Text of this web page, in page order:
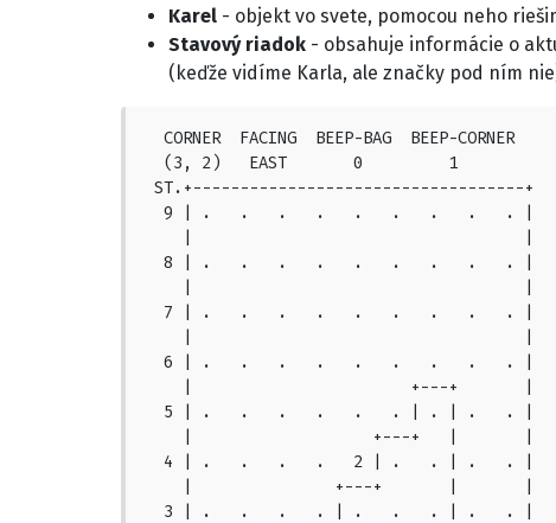
Karel - objekt vo svete, pomocou neho
Stavový riadok - obsahuje informácie o
(keďže vidíme Karla, ale značky pod ním
  CORNER  FACING  BEEP-BAG  BEEP-CORNER
  (3, 2)   EAST       0         1
ST.+-----------------------------------+
  9 | .   .   .   .   .   .   .   .   . |
  8 | .   .   .   .   .   .   .   .   . |
  7 | .   .   .   .   .   .   .   .   . |
  6 | .   .   .   .   .   .   .   .   . |
    |                       +---+       |
  5 | .   .   .   .   .   . | . | .   . |
    |                   +---+   |       |
  4 | .   .   .   .   2 | .   . | .   . |
    |               +---+       |       |
  3 | .   .   .   . | .   .   . | .   . |